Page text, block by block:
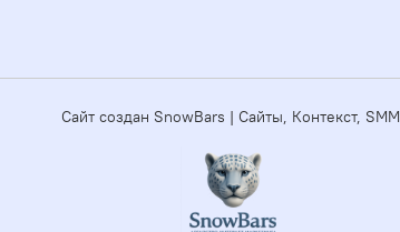
Сайт создан SnowBars | Сайты, Контекст, SMM